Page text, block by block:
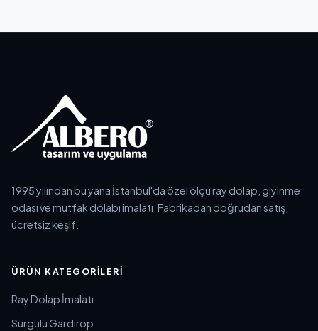
1995 yılından bu yana İstanbul'da özel ölçü ray dolap, giyinme
odası ve mutfak dolabı imalatı. Fabrikadan doğrudan satış,
ücretsiz keşif.
ÜRÜN KATEGORILERI
Ray Dolap İmalatı
Sürgülü Gardırop